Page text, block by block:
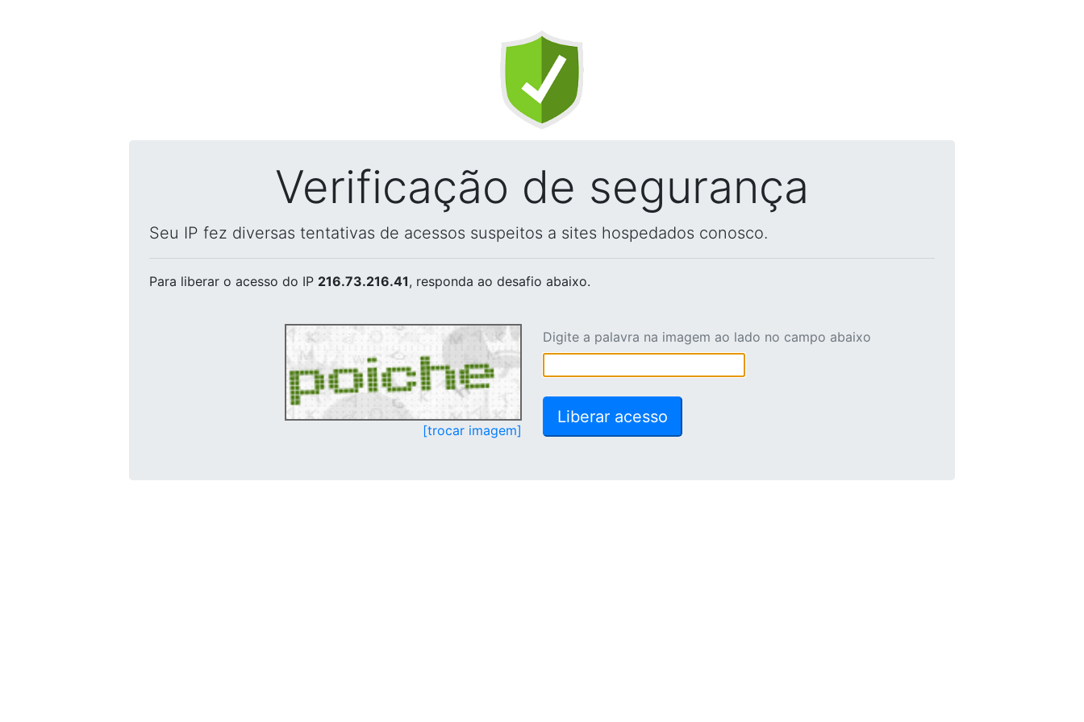
Verificação de segurança
Seu IP fez diversas tentativas de acessos suspeitos a sites hospedados conosco.
Para liberar o acesso do IP 216.73.216.41, responda ao desafio abaixo.
[trocar imagem]
Digite a palavra na imagem ao lado no campo abaixo